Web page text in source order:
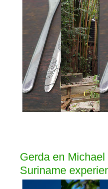
Gerda en
Suriname